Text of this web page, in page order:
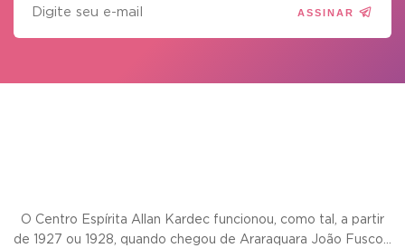
ASSINAR
O Centro Espírita Allan Kardec funcionou, como tal, a partir
de 1927 ou 1928, quando chegou de Araraquara João Fusco...